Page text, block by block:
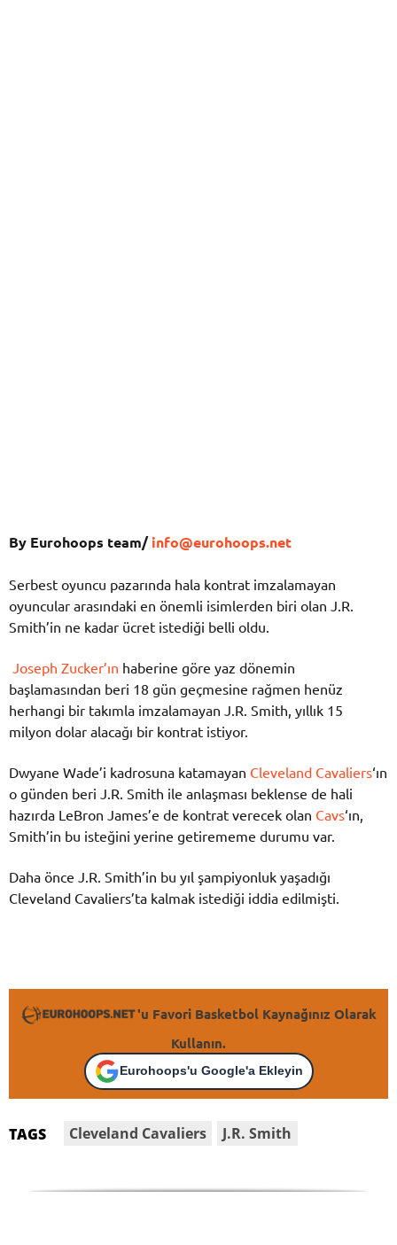
By Eurohoops team/info@eurohoops.net
Serbest oyuncu pazarında hala kontrat imzalamayan
oyuncular arasındaki en önemli isimlerden biri olan J.R.
Smith’in ne kadar ücret istediği belli oldu.
Joseph Zucker’ın haberine göre yaz dönemin
başlamasından beri 18 gün geçmesine rağmen henüz
herhangi bir takımla imzalamayan J.R. Smith, yıllık 15
milyon dolar alacağı bir kontrat istiyor.
Dwyane Wade’i kadrosuna katamayan Cleveland Cavaliers‘ın
o günden beri J.R. Smith ile anlaşması beklense de hali
hazırda LeBron James’e de kontrat verecek olan Cavs‘ın,
Smith’in bu isteğini yerine getirememe durumu var.
Daha önce J.R. Smith’in bu yıl şampiyonluk yaşadığı
Cleveland Cavaliers’ta kalmak istediği iddia edilmişti.
'u Favori Basketbol Kaynağınız Olarak
Kullanın.
Eurohoops'u Google'a Ekleyin
TAGS Cleveland Cavaliers J.R. Smith